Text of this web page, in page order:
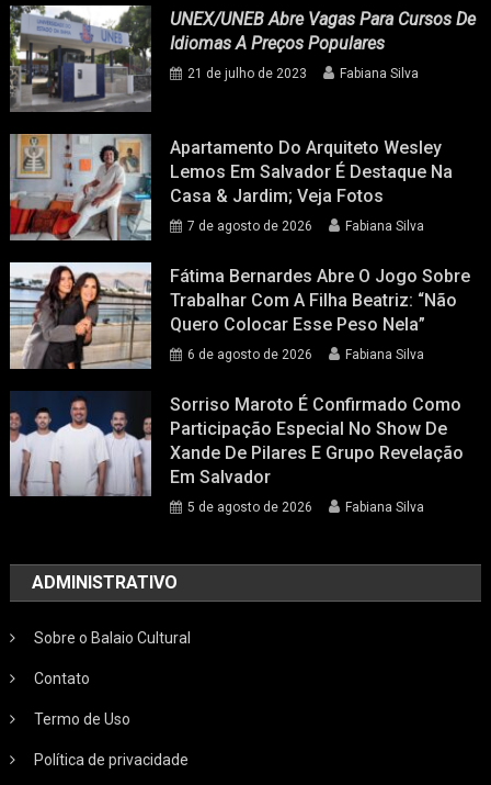
UNEX/UNEB Abre Vagas Para Cursos De
Idiomas A Preços Populares
21 de julho de 2023 Fabiana Silva
Apartamento Do Arquiteto Wesley
Lemos Em Salvador É Destaque Na
Casa & Jardim; Veja Fotos
7 de agosto de 2026 Fabiana Silva
Fátima Bernardes Abre O Jogo Sobre
Trabalhar Com A Filha Beatriz: “Não
Quero Colocar Esse Peso Nela”
6 de agosto de 2026 Fabiana Silva
Sorriso Maroto É Confirmado Como
Participação Especial No Show De
Xande De Pilares E Grupo Revelação
Em Salvador
5 de agosto de 2026 Fabiana Silva
ADMINISTRATIVO
Sobre o Balaio Cultural
Contato
Termo de Uso
Política de privacidade